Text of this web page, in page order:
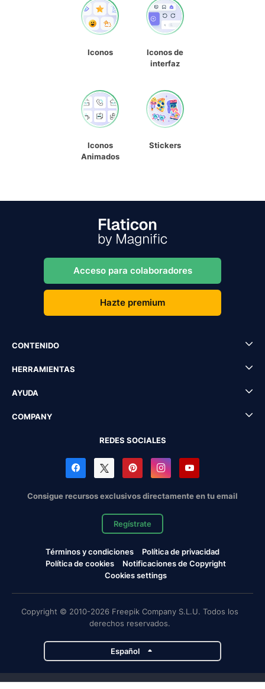
Iconos
Iconos de
interfaz
Iconos
Animados
Stickers
Acceso para colaboradores
Hazte premium
CONTENIDO
HERRAMIENTAS
AYUDA
COMPANY
REDES SOCIALES
Consigue recursos exclusivos directamente en tu email
Regístrate
Términos y condiciones
Política de privacidad
Política de cookies
Notificaciones de Copyright
Cookies settings
Copyright © 2010-2026 Freepik Company S.L.U. Todos los
derechos reservados.
Español